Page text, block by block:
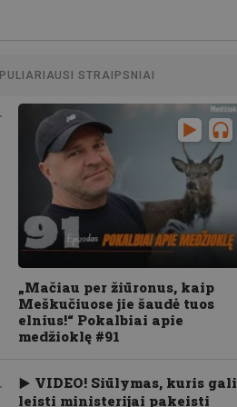
STRAIPSNIAI
„Mačiau per žiūronus, kaip
Meškučiuose jie šaudė tuos
elnius!“ Pokalbiai apie
medžioklę #91
VIDEO! Siūlymas, kuris gali
leisti ministerijai pakeisti